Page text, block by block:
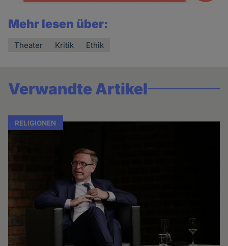
Mehr lesen über:
Theater Kritik Ethik
Verwandte Artikel
RELIGIONEN